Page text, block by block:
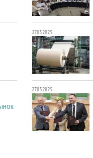
27.05.2025
27.05.2025